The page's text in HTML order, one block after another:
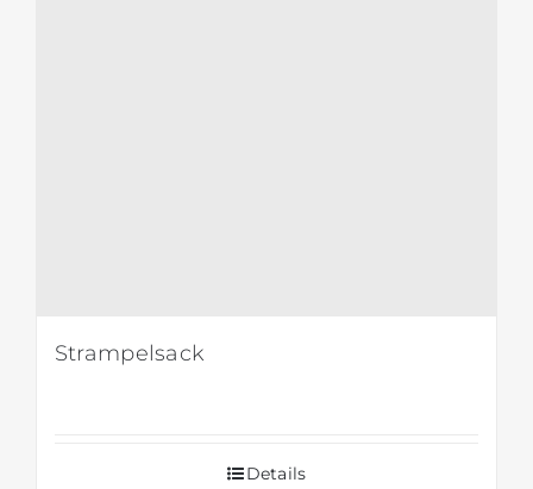
Strampelsack
Details